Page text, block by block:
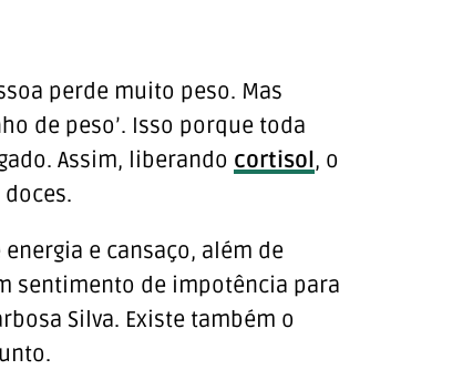
perde muito peso. Mas
de peso’. Isso porque toda
Assim, liberando cortisol , o
e cansaço, além de
sentimento de impotência para
Silva. Existe também o